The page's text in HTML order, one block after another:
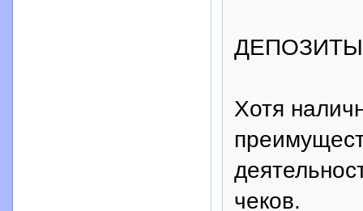
Хотя
чеков.